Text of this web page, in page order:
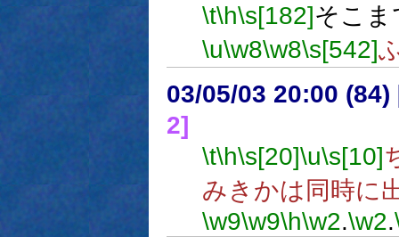
\t\h\s[182]そこ
\u\w8\w8\s[542]
03/05/03 20:00 (84)
2]
\t\h\s[20]\u\s[10]
みきかは同時に
\w9\w9\h\w2.\w2.